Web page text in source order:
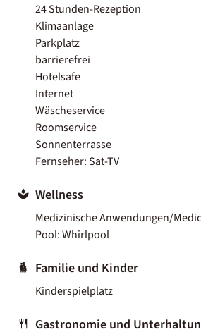
24 Stunden-Rezeption
Klimaanlage
Parkplatz
barrierefrei
Hotelsafe
Internet
Wäscheservice
Roomservice
Sonnenterrasse
Fernseher: Sat-TV
Wellness
Medizinische Anwendungen/
Pool: Whirlpool
Familie und Kinder
Kinderspielplatz
Gastronomie und